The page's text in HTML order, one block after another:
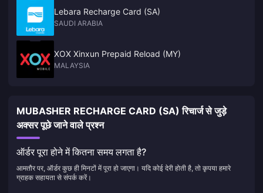
Lebara Recharge Card (SA)
SAUDI ARABIA
XOX Xinxun Prepaid Reload (MY)
MALAYSIA
MUBASHER RECHARGE CARD (SA) रिचार्ज से जुड़े
अक्सर पूछे जाने वाले प्रश्न
ऑर्डर पूरा होने में कितना समय लगता है?
आमतौर पर, ऑर्डर कुछ ही मिनटों में पूरा हो जाएगा। यदि कोई देरी होती है, तो कृपया हमारे
ग्राहक सहायता से संपर्क करें।